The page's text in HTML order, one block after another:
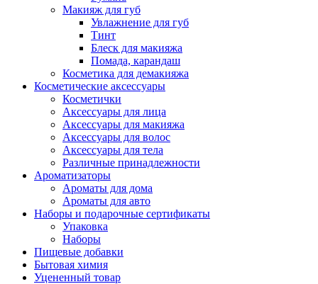
Макияж для губ
Увлажнение для губ
Тинт
Блеск для макияжа
Помада, карандаш
Косметика для демакияжа
Косметические аксессуары
Косметички
Аксессуары для лица
Аксессуары для макияжа
Аксессуары для волос
Аксессуары для тела
Различные принадлежности
Ароматизаторы
Ароматы для дома
Ароматы для авто
Наборы и подарочные сертификаты
Упаковка
Наборы
Пищевые добавки
Бытовая химия
Уцененный товар